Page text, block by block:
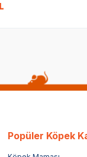
Popüler Köpek